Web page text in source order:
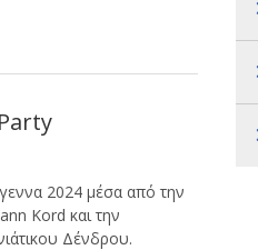
2024 μέσα από την
Kord και την
Δένδρου.